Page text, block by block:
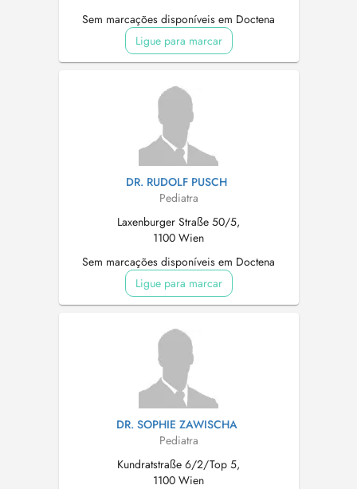
Sem marcações disponíveis em Doctena
Ligue para marcar
DR. RUDOLF PUSCH
Pediatra
Laxenburger Straße 50/5,
1100 Wien
Sem marcações disponíveis em Doctena
Ligue para marcar
DR. SOPHIE ZAWISCHA
Pediatra
Kundratstraße 6/2/Top 5,
1100 Wien